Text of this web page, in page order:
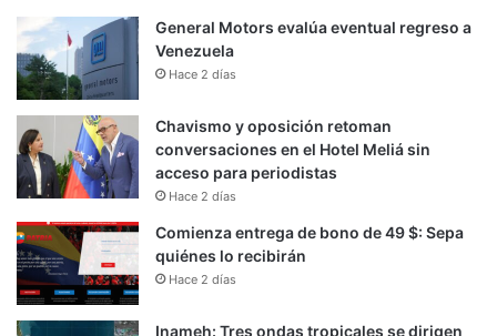
General Motors evalúa eventual regreso a
Venezuela
Hace 2 días
Chavismo y oposición retoman
conversaciones en el Hotel Meliá sin
acceso para periodistas
Hace 2 días
Comienza entrega de bono de 49 $: Sepa
quiénes lo recibirán
Hace 2 días
Inameh: Tres ondas tropicales se dirigen